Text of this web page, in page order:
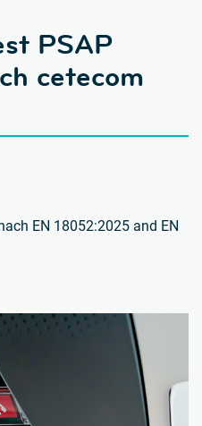
uns
Center
PSAP
cetecom
EN 18052:2025 and EN